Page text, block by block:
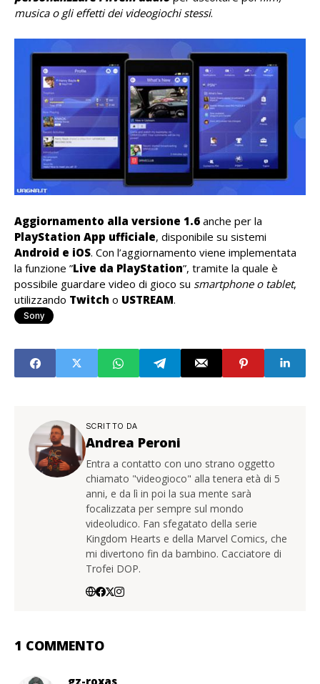
musica o gli effetti dei videogiochi stessi.
Aggiornamento alla versione 1.6 anche per la
PlayStation App ufficiale, disponibile su sistemi
Android e iOS. Con l’aggiornamento viene implementata
la funzione ”Live da PlayStation”, tramite la quale è
possibile guardare video di gioco su smartphone o tablet,
utilizzando Twitch o USTREAM.
Sony
SCRITTO DA
Andrea Peroni
Entra a contatto con uno strano oggetto
chiamato "videogioco" alla tenera età di 5
anni, e da lì in poi la sua mente sarà
focalizzata per sempre sul mondo
videoludico. Fan sfegatato della serie
Kingdom Hearts e della Marvel Comics, che
mi divertono fin da bambino. Cacciatore di
Trofei DOP.
1 COMMENTO
gz-roxas